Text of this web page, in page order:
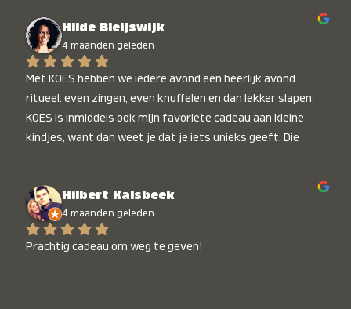
Hilde Bleijswijk
4 maanden geleden
Met KOES hebben we iedere avond een heerlijk avond
ritueel: even zingen, even knuffelen en dan lekker slapen.
KOES is inmiddels ook mijn favoriete cadeau aan kleine
kindjes, want dan weet je dat je iets unieks geeft. Die
Hilbert Kalsbeek
4 maanden geleden
Prachtig cadeau om weg te geven!